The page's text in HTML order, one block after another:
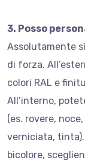
3. Posso
Assolutamente
di forza.
colori RAL e
All’interno,
(es. rovere,
verniciata,
bicolore,